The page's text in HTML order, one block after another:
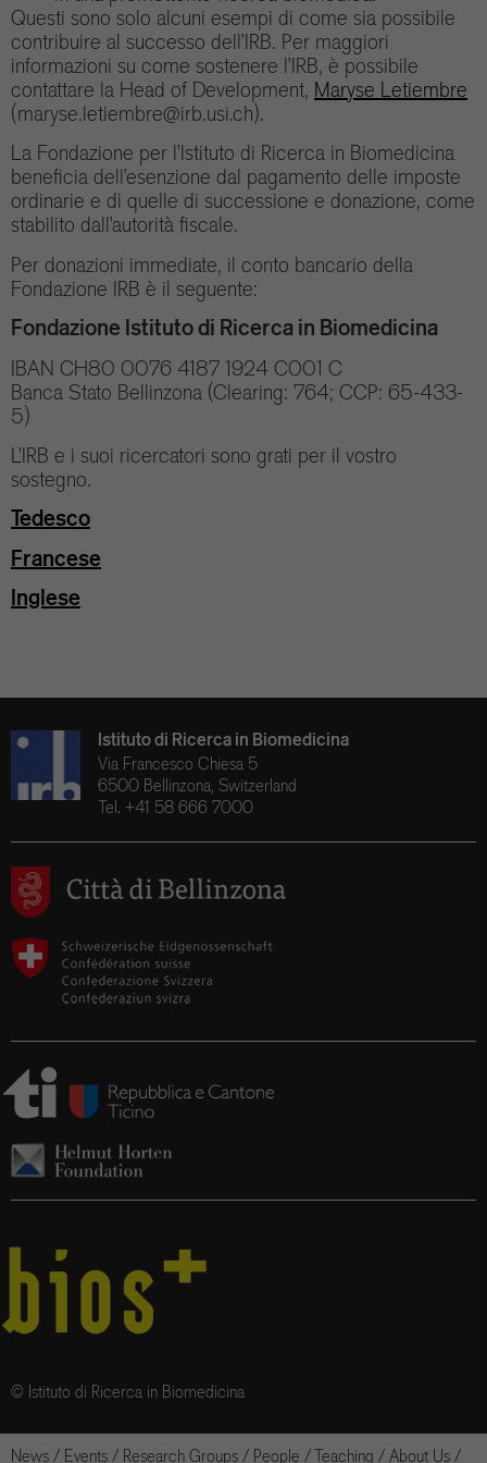
Questi sono solo alcuni esempi di come sia possibile
contribuire al successo dell’IRB. Per maggiori
informazioni su come sostenere l’IRB, è possibile
contattare la Head of Development, Maryse Letiembre
(maryse.letiembre@irb.usi.ch).
La Fondazione per l’Istituto di Ricerca in Biomedicina
beneficia dell’esenzione dal pagamento delle imposte
ordinarie e di quelle di successione e donazione, come
stabilito dall’autorità fiscale.
Per donazioni immediate, il conto bancario della
Fondazione IRB è il seguente:
Fondazione Istituto di Ricerca in Biomedicina
IBAN CH80 0076 4187 1924 C001 C
Banca Stato Bellinzona (Clearing: 764; CCP: 65-433-
5)
L’IRB e i suoi ricercatori sono grati per il vostro
sostegno.
Tedesco
Francese
Inglese
Istituto di Ricerca in Biomedicina
Via Francesco Chiesa 5
6500 Bellinzona, Switzerland
Tel. +41 58 666 7000
© Istituto di Ricerca in Biomedicina
News / Events / Research Groups / People /Teaching / About Us /